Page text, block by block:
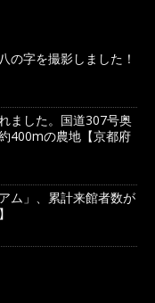
の字を撮影しました！
ました。国道307号奥
400mの農地【京都府
ム」、累計来館者数が